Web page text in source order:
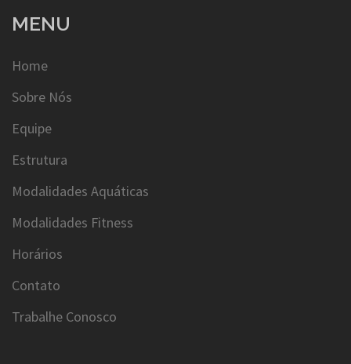
MENU
Home
Sobre Nós
Equipe
Estrutura
Modalidades Aquáticas
Modalidades Fitness
Horários
Contato
Trabalhe Conosco